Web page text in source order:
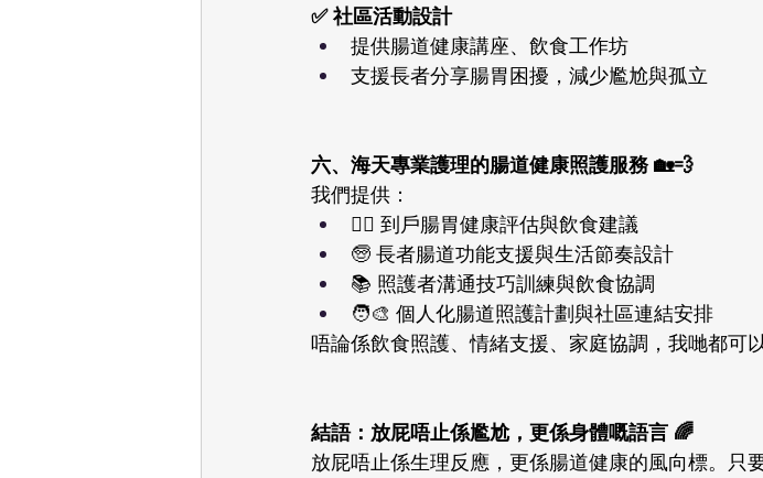
✅ 社區活動設計
提供腸道健康講座、飲食工作坊
支援長者分享腸胃困擾，減少尷尬與孤立
六、海天專業護理的腸道健康照護服務 🏡💨
我們提供：
🧑‍⚕️ 到戶腸胃健康評估與飲食建議
🧓 長者腸道功能支援與生活節奏設計
📚 照護者溝通技巧訓練與飲食協調
🧑‍🎨 個人化腸道照護計劃與社區連結安排
唔論係飲食照護、情緒支援、家庭協調，我哋都可以
結語：放屁唔止係尷尬，更係身體嘅語言 🌈
放屁唔止係生理反應，更係腸道健康的風向標。只